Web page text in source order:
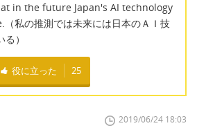
in the future Japan's AI technology
私の推測では未来には日本のＡＩ技
）
役に立った 25
2019/06/24 18:03